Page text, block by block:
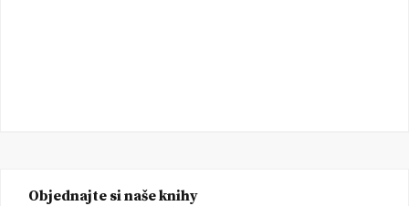
Objednajte si naše knihy